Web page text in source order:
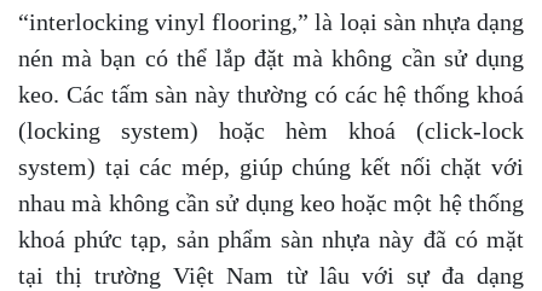
“interlocking vinyl flooring,” là loại sàn nhựa dạng
nén mà bạn có thể lắp đặt mà không cần sử dụng
keo. Các tấm sàn này thường có các hệ thống khoá
(locking system) hoặc hèm khoá (click-lock
system) tại các mép, giúp chúng kết nối chặt với
nhau mà không cần sử dụng keo hoặc một hệ thống
khoá phức tạp, sản phẩm sàn nhựa này đã có mặt
tại thị trường Việt Nam từ lâu với sự đa dạng